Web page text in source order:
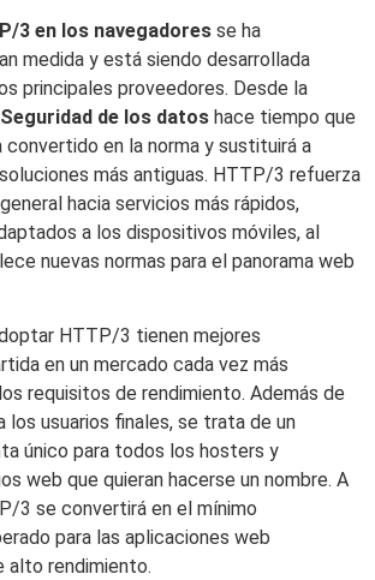
3 en los navegadores se ha
medida y está siendo desarrollada
principales proveedores. Desde la
Seguridad de los datos hace tiempo que
en la norma y sustituirá a
más antiguas. HTTP/3 refuerza
hacia servicios más rápidos,
a los dispositivos móviles, al
nuevas normas para el panorama web
HTTP/3 tienen mejores
en un mercado cada vez más
requisitos de rendimiento. Además de
los usuarios finales, se trata de un
único para todos los hosters y
web que quieran hacerse un nombre. A
3 se convertirá en el mínimo
para las aplicaciones web
alto rendimiento.